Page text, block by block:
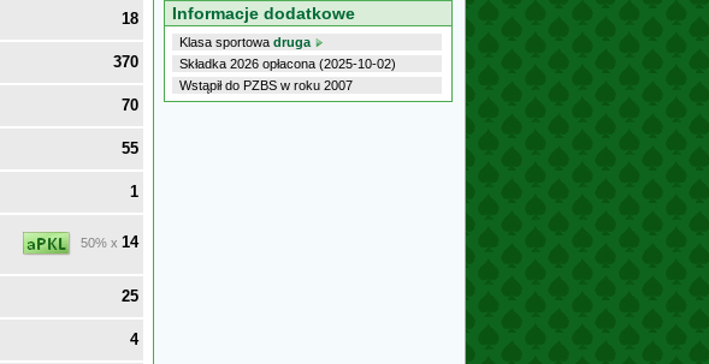
18
370
70
55
1
50% x 14
25
4
Informacje dodatkowe
Klasa sportowa druga
Składka 2026 opłacona (2025-10-02)
Wstąpił do PZBS w roku 2007